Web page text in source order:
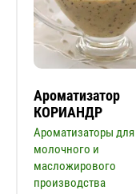
Ароматизатор
КОРИАНДР
Ароматизаторы для
молочного и
масложирового
производства